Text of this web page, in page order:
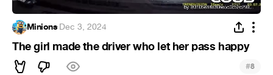
Minions·Dec 3, 2024
The girl made the driver who let her pass happy
#8